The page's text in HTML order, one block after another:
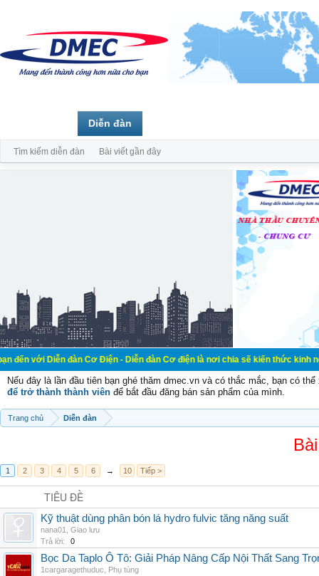
đàn Cơ Điện - Diễn đàn Cơ điện là nơi chia sẽ kiến thức kinh nghiệm
Nếu đây là lần đầu tiên bạn ghé thăm dmec.vn và có thắc mắc, bạn có
để trở thành thành viên để bắt đầu đăng bán sản phẩm của mình.
Trang chủ Diễn đàn
1 2 3 4 5 6 → 10 Tiếp >
TIÊU ĐỀ
Kỹ thuật dùng phân bón lá hydro fulvic tăng năng suất
nana01
Giao lưu
Trả lời:
0
Bọc Da Taplo Ô Tô: Giải Pháp Nâng Cấp Nội Thất Sang
1cargaragethuduc
Phụ tùng
Diễn đàn
Tìm kiếm diễn đàn Bài viết gần đây